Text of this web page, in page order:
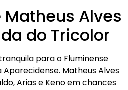
Alves
do Tricolor
para o Fluminense
Matheus Alves
Arias e Keno em chances